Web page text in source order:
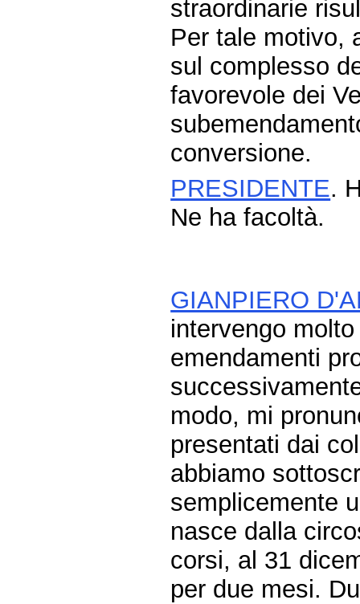
straordinarie
Per tale motivo,
sul complesso
favorevole dei
conversione.
PRESIDENTE.
Ne ha facoltà.
GIANPIERO
intervengo
emendamenti
modo, mi
presentati dai
abbiamo
semplicemente
nasce dalla
corsi, al 31
per due mesi.